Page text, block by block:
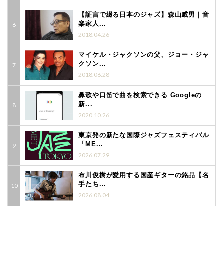
【証言で綴る日本のジャズ】森山威男｜音
楽家人...
2018.04.26
マイケル・ジャクソンの父、ジョー・ジャ
クソン...
2018.06.28
鼻歌や口笛で曲を検索できる Googleの
新...
2020.10.26
東京発の新たな国際ジャズフェスティバル
「ME...
2026.07.29
布川俊樹が愛用する国産ギターの銘品【名
手たち...
2026.08.04